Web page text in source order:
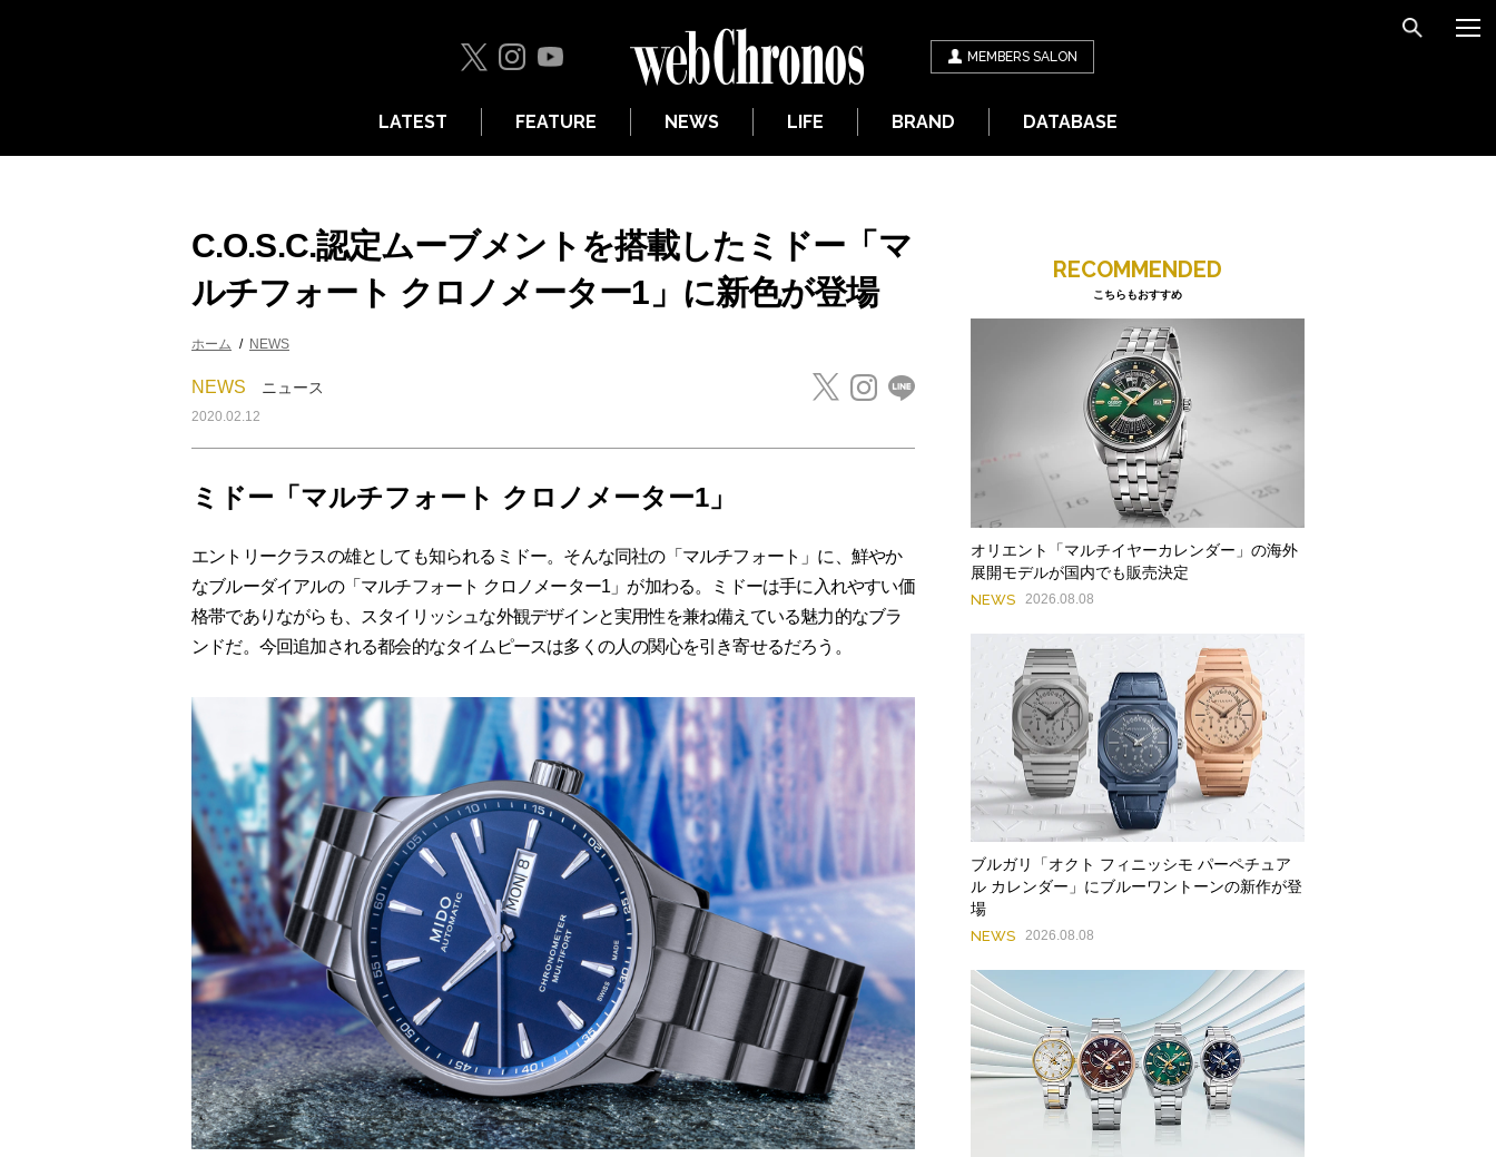
MEMBERS SALON
LATEST FEATURE NEWS LIFE BRAND DATABASE
C.O.S.C.認定ムーブメントを搭載したミドー「マ
ルチフォート クロノメーター1」に新色が登場
ホーム NEWS
NEWS ニュース
2020.02.12
ミドー「マルチフォート クロノメーター1」
エントリークラスの雄としても知られるミドー。そんな同社の「マルチフォート」に、鮮やか
なブルーダイアルの「マルチフォート クロノメーター1」が加わる。ミドーは手に入れやすい価
格帯でありながらも、スタイリッシュな外観デザインと実用性を兼ね備えている魅力的なブラ
ンドだ。今回追加される都会的なタイムピースは多くの人の関心を引き寄せるだろう。
RECOMMENDED
こちらもおすすめ
オリエント「マルチイヤーカレンダー」の海外
展開モデルが国内でも販売決定
NEWS 2026.08.08
ブルガリ「オクト フィニッシモ パーペチュア
ル カレンダー」にブルーワントーンの新作が登
場
NEWS 2026.08.08